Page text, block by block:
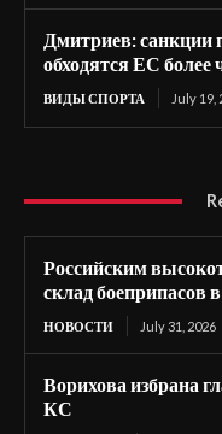
Дмитриев: санкции
обходятся ЕС более
ВИДЫ СПОРТА July 19,
Российским
склад боеприпасов
НОВОСТИ July 31, 2026
Ворихова избрана
КС